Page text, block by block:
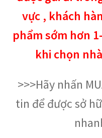
vực , khách
phẩm sớm hơn
khi chọn
>>>Hãy nhấn
tin để được sở